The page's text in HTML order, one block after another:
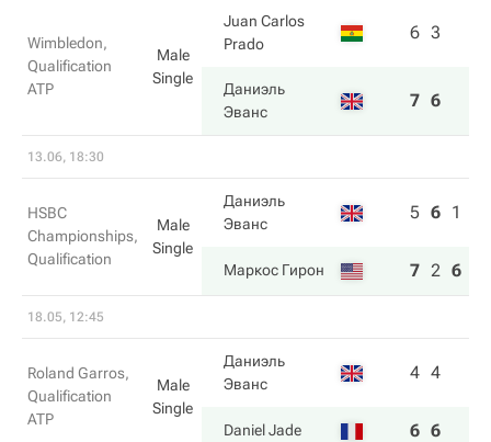
Wimbledon,
Qualification
ATP
Male
Single
Juan Carlos
Prado
6 3
Даниэль
Эванс
7 6
13.06, 18:30
HSBC
Championships,
Qualification
Male
Single
Даниэль
Эванс
5 6 1
Маркос Гирон 7 2 6
18.05, 12:45
Roland Garros,
Qualification
ATP
Male
Single
Даниэль
Эванс
4 4
Daniel Jade 6 6